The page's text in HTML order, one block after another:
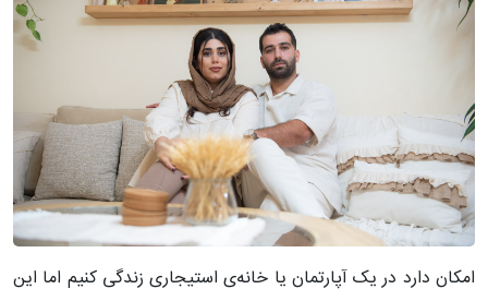
امکان دارد در یک آپارتمان یا خانه‌ی استیجاری زندگی کنیم اما این